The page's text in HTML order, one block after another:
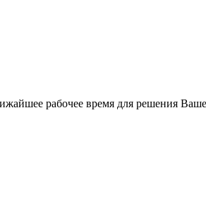
рабочее время для решения